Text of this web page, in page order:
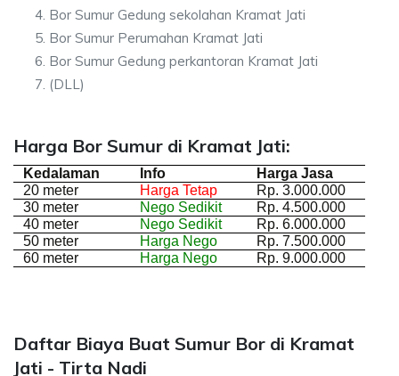
Bor Sumur Gedung sekolahan Kramat Jati
Bor Sumur Perumahan Kramat Jati
Bor Sumur Gedung perkantoran Kramat Jati
(DLL)
Harga Bor Sumur di Kramat Jati:
Kedalaman Info
Harga Jasa
20 meter
Harga Tetap
Rp. 3.000.000
30 meter
Nego Sedikit
Rp. 4.500.000
40 meter
Nego Sedikit
Rp. 6.000.000
50 meter
Harga Nego
Rp. 7.500.000
60 meter
Harga Nego Rp. 9.000.000
Daftar Biaya Buat Sumur Bor di Kramat
Jati - Tirta Nadi